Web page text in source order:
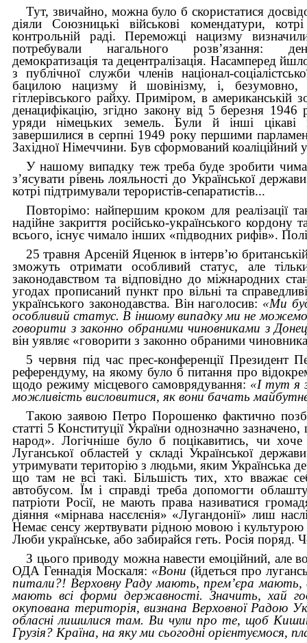
Тут, звичайно, можна було б скористатися
діяли Союзницькі військові комендатури,
контрольній раді. Переможці нацизму
потребували нагального розв’язання:
демократизація та децентралізація. Насамперед
з публічної служби членів націонал-
бацилою нацизму й шовінізму, і, безумовно,
гітлерівського райху. Приміром, в американській
денацифікацію, згідно закону від 5 березня 1946
уряди німецьких земель. Були й інші цікаві
завершилися в серпні 1949 року першими
Західної Німеччини. Був сформований
У нашому випадку теж треба буде зробити
з’ясувати рівень лояльності до Української
котрі підтримували терористів-сепаратистів...
Повторімо: найпершим кроком для реалізації
надійне закриття російсько-українського
всього, існує чимало інших «підводних рифів».
25 травня Арсеній Яценюк в інтерв’ю
зможуть отримати особливий статус, але
законодавством та відповідно до міжнародних
угодах прописаний пункт про вільні та
українського законодавства. Він наголосив: «Ми
особливий статус. В іншому випадку ми не
говорити з законно обраними чиновниками з
він уявляє «говорити з законно обраними
5 червня під час прес-конференції Президент
референдуму, на якому було б питання про
щодо режиму місцевого самоврядування: «І тут я
можливість висловитися, як вони бачать
Такою заявою Петро Порошенко фактично
статті 5 Конституції України однозначно
народ». Логічніше було б поцікавитись, чи
Луганської областей у складі Української
утримувати територію з людьми, яким Українська
що там не всі такі. Більшість тих, хто вважає
автобусом. Їм і справді треба допомогти
патріоти Росії, не мають права називатися
діяння «мірнава насєлєнія» «Лугандонії» лиш
Немає сенсу жертвувати рідною мовою і
Люби українське, або забирайся геть. Росія поряд.
З цього приводу можна навести емоційний, але
ОДА Геннадія Москаля: «Вони (йдеться про
питали?! Верховну Раду мають, прем’єра
мають всі форми державності. Значить, хай
окупована територія, визнана Верховної Радою
обласні лишилися там. Ви чули про те, щоб
Грузія? Країна, на яку ми сьогодні орієнтуємося,